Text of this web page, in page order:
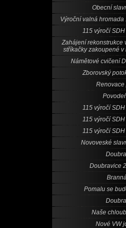
Obecní
Výroční valná hromada
115 výročí
Zahájení rekonstrukce
stříkačky zakoupené v
Námětové cvičení
Zborovský
115 výročí
115 výročí
115 výročí
Novoveské
Doubravice
Pomalu se
Naše
Nové VW